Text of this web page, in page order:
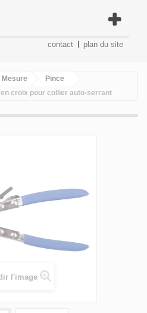
contact plan du site
Mesure
Pince
croix pour collier auto-serrant
l'image